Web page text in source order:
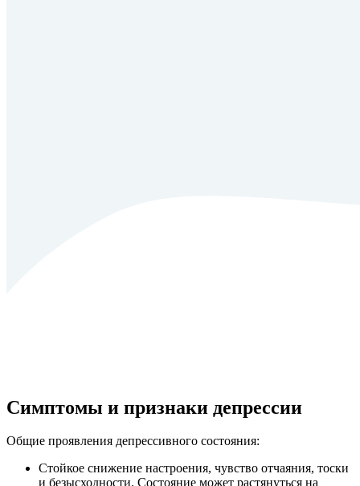
Симптомы и признаки депрессии
Общие проявления депрессивного состояния:
Стойкое снижение настроения, чувство отчаяния, тоски
и безысходности. Состояние может растянуться на